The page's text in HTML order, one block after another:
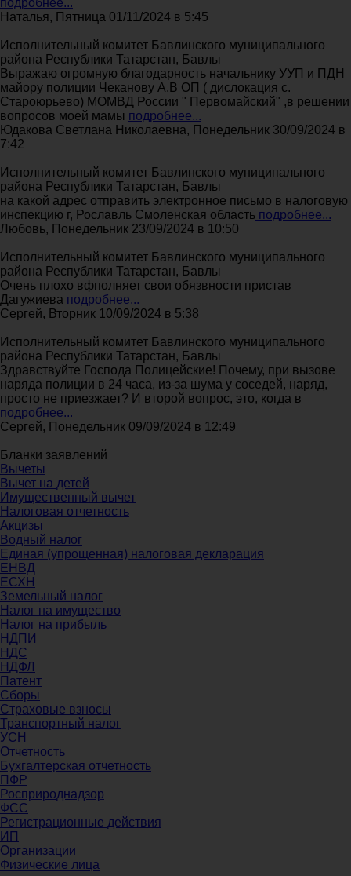
Наталья, Пятница 01/11/2024 в 5:45
Исполнительный комитет Бавлинского муниципального
района Республики Татарстан, Бавлы
Выражаю огромную благодарность начальнику УУП и ПДН
майору полиции Чеканову А.В ОП ( дислокация с.
Староюрьево) МОМВД России " Первомайский" ,в решении
вопросов моей мамы подробнее...
Юдакова Светлана Николаевна, Понедельник 30/09/2024 в
7:42
Исполнительный комитет Бавлинского муниципального
района Республики Татарстан, Бавлы
на какой адрес отправить электронное письмо в налоговую
инспекцию г, Рославль Смоленская область подробнее...
Любовь, Понедельник 23/09/2024 в 10:50
Исполнительный комитет Бавлинского муниципального
района Республики Татарстан, Бавлы
Очень плохо вфполняет свои обязвности пристав
Дагужиева подробнее...
Сергей, Вторник 10/09/2024 в 5:38
Исполнительный комитет Бавлинского муниципального
района Республики Татарстан, Бавлы
Здравствуйте Господа Полицейские! Почему, при вызове
наряда полиции в 24 часа, из-за шума у соседей, наряд,
просто не приезжает? И второй вопрос, это, когда в
подробнее...
Сергей, Понедельник 09/09/2024 в 12:49
Бланки заявлений
Вычеты
Вычет на детей
Имущественный вычет
Налоговая отчетность
Акцизы
Водный налог
Единая (упрощенная) налоговая декларация
ЕНВД
ЕСХН
Земельный налог
Налог на имущество
Налог на прибыль
НДПИ
НДС
НДФЛ
Патент
Сборы
Страховые взносы
Транспортный налог
УСН
Отчетность
Бухгалтерская отчетность
ПФР
Росприроднадзор
ФСС
Регистрационные действия
ИП
Организации
Физические лица